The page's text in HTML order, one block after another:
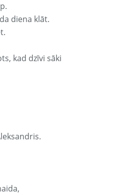
diena klāt.
kad dzīvi sāki